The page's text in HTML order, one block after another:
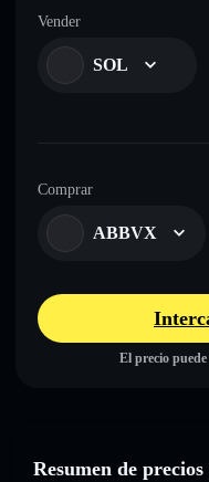
Vender
SOL
Comprar
ABBVX
El precio
Resumen de